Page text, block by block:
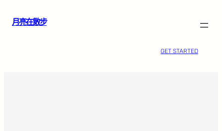
月亮在散步
GET STARTED